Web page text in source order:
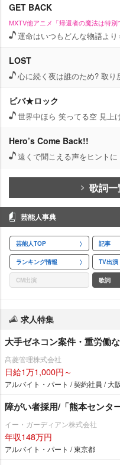
GET BACK
MXTV他アニメ「帰還者の魔法は特
運命はいつもどんな物語よ
LOST
心に続く夜は誰のため? 取り
ビバ★ロック
世界中ほら 笑ってる空 見上
Hero’s Come Back!!
遠くで聞こえる声をヒントに
歌詞
芸能人事典
芸能人TOP 記事
ランキング情報 TV出演
CM出演 歌詞
求人特集
大手ゼネコン案件・重労働
髙菱管理株式会社
日給1万1,000円～
アルバイト・パート / 契約社員 / 大
障がい者採用/「熊本センタ
イー・ガーディアン株式会社
年収148万円
アルバイト・パート / 東京都